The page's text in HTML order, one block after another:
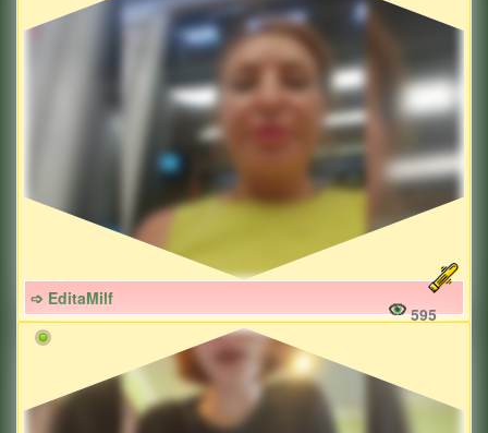
➩ EditaMilf
595